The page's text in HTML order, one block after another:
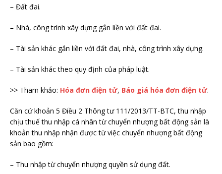
– Đất đai.
– Nhà, công trình xây dựng gắn liền với đất đai.
– Tài sản khác gắn liền với đất đai, nhà, công trình xây dựng.
– Tài sản khác theo quy định của pháp luật.
>> Tham khảo: Hóa đơn điện tử, Báo giá hóa đơn điện tử.
Căn cứ khoản 5 Điều 2 Thông tư 111/2013/TT-BTC, thu nhập
chịu thuế thu nhập cá nhân từ chuyển nhượng bất động sản là
khoản thu nhập nhận được từ việc chuyển nhượng bất động
sản bao gồm:
– Thu nhập từ chuyển nhượng quyền sử dụng đất.